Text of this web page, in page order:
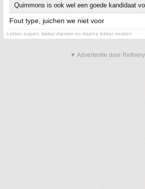
Quimmons is ook wel een goede kandidaat
Fout type, juichen we niet voor
Lekker zuipen, lekker dansen en daarna lekker neuken.
▼ Advertentie door